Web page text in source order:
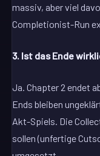
massiv, aber viel
Completionist-Run
3. Ist das Ende
Ja. Chapter 2 endet
Ends bleiben
Akt-Spiels. Die
sollen (unfertige